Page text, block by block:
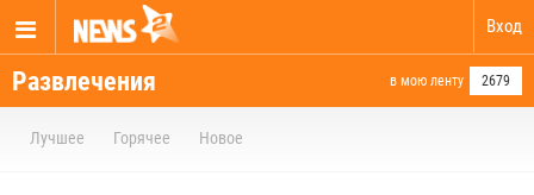
Вход
Развлечения в мою ленту 2679
Лучшее Горячее Новое